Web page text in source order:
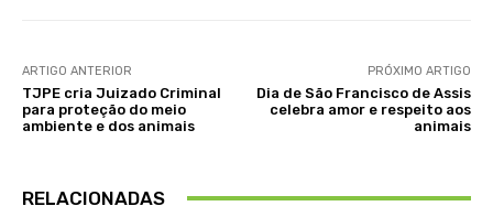
ARTIGO ANTERIOR
TJPE cria Juizado Criminal
para proteção do meio
ambiente e dos animais
PRÓXIMO ARTIGO
Dia de São Francisco de Assis
celebra amor e respeito aos
animais
RELACIONADAS